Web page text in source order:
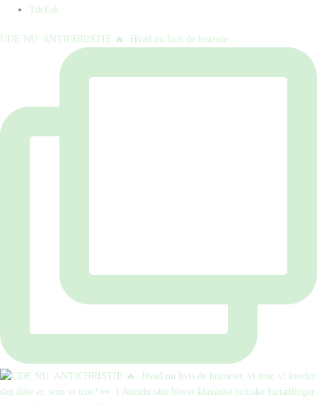
TikTok
UDE NU: ANTICHRISTIE 🔥⁠ ⁠ Hvad nu hvis de historie